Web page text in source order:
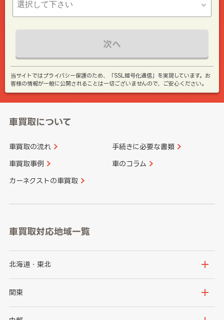
次へ
当サイトではプライバシー保護のため、「SSL暗号化通信」を実現しています。お
客様の情報が一般に公開されることは一切ございませんので、ご安心ください。
車買取について
車買取の流れ 手続きに必要な書類
車買取事例 車のコラム
カーネクストの車買取
車買取対応地域一覧
北海道・東北
北海道
岩手県
関東